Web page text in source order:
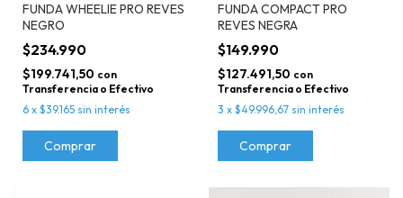
FUNDA WHEELIE PRO REVES
NEGRO
$234.990
$199.741,50 con
Transferencia o Efectivo
6 x $39.165 sin interés
FUNDA COMPACT PRO
REVES NEGRA
$149.990
$127.491,50 con
Transferencia o Efectivo
3 x $49.996,67 sin interés